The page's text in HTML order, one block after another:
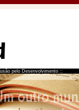
pelo Desenvolvimento ::